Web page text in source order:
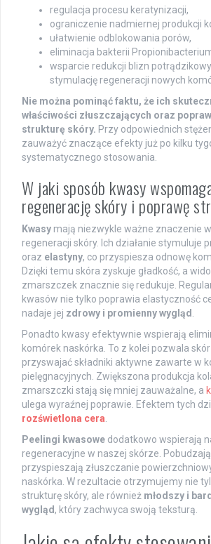
regulacja procesu keratynizacji,
ograniczenie nadmiernej produkcji
ułatwienie odblokowania porów,
eliminacja bakterii
wsparcie redukcji blizn
stymulację regeneracji nowych
Nie można pominąć faktu, że ich
właściwości złuszczających oraz
strukturę skóry. Przy odpowiednich
zauważyć znaczące efekty już po kilku
systematycznego stosowania.
W jaki sposób kwasy
regenerację skóry i poprawę
Kwasy mają niezwykle ważne znaczenie
regeneracji skóry. Ich działanie stymuluje
oraz elastyny, co przyspiesza odnowę
Dzięki temu skóra zyskuje gładkość, a
zmarszczek znacznie się redukuje.
kwasów nie tylko poprawia elastyczność
nadaje jej zdrowy i promienny wygląd
Ponadto kwasy efektywnie wspierają
komórek naskórka. To z kolei pozwala
przyswajać składniki aktywne zawarte w
pielęgnacyjnych. Zwiększona produkcja
zmarszczki stają się mniej zauważalne, a
ulega wyraźnej poprawie. Efektem tych
rozświetlona cera
Peelingi kwasowe dodatkowo wspierają
regeneracyjne w naszej skórze.
przyspieszają złuszczanie
naskórka. W rezultacie otrzymujemy nie
strukturę skóry, ale również młodszy i
wygląd , który zachwyca swoją teksturą.